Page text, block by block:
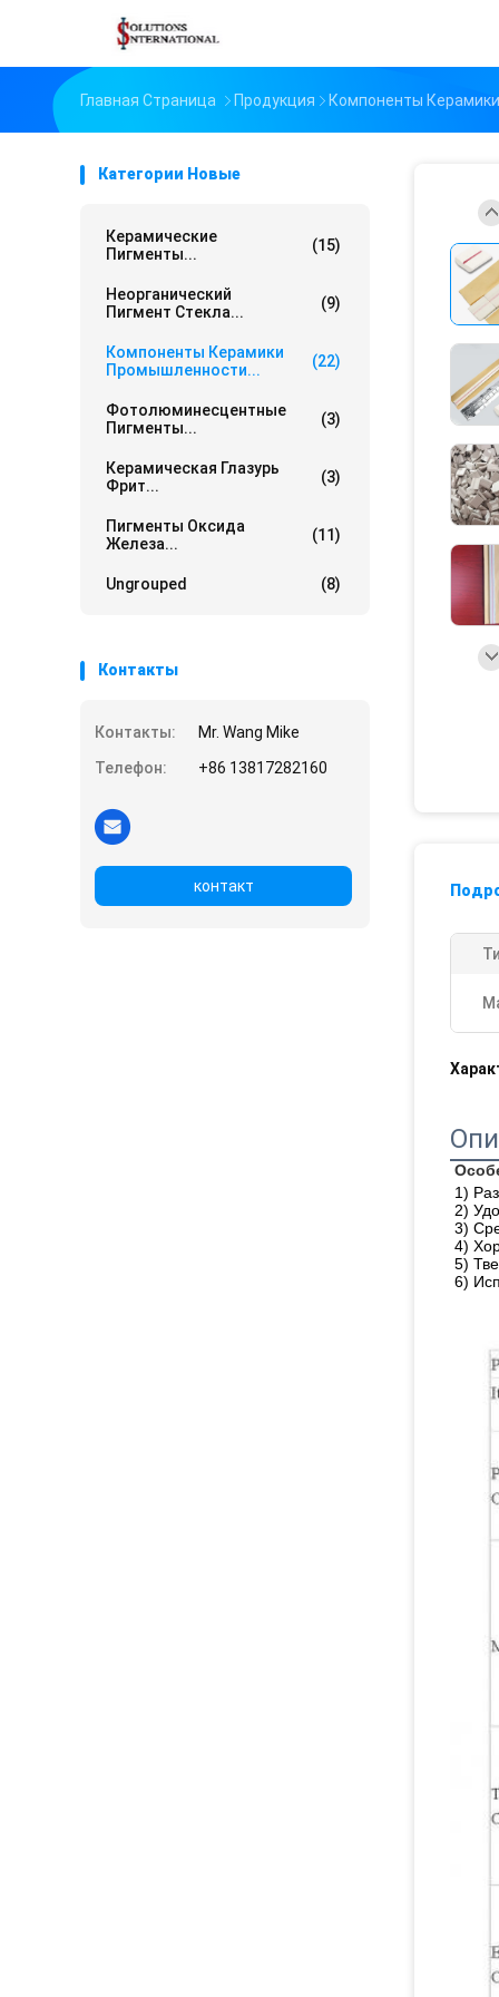
Главная Страница Продукция Компоненты
Категории Новые
Керамические
Пигменты...
(15)
Неорганический
Пигмент Стекла...
(9)
Компоненты Керамики
Промышленности...
(22)
Фотолюминесцентные
Пигменты...
(3)
Керамическая Глазурь
Фрит...
(3)
Пигменты Оксида
Железа...
(11)
Ungrouped (8)
Контакты
Контакты:
Mr. Wang Mike
Телефон:
+86 13817282160
контакт
1)
2)
3)
4)
5)
6)